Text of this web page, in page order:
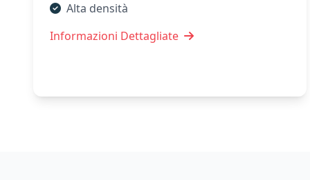
Alta densità
Informazioni Dettagliate